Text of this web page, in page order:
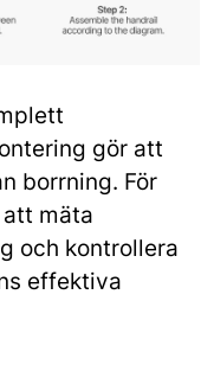
gör att
borrning. För
mäta
och kontrollera
effektiva